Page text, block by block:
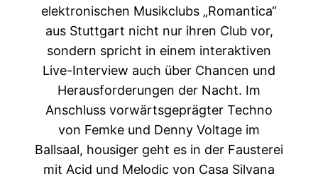
elektronischen Musikclubs „Romantica“
aus Stuttgart nicht nur ihren Club vor,
sondern spricht in einem interaktiven
Live-Interview auch über Chancen und
Herausforderungen der Nacht. Im
Anschluss vorwärtsgeprägter Techno
von Femke und Denny Voltage im
Ballsaal, housiger geht es in der Fausterei
mit Acid und Melodic von Casa Silvana